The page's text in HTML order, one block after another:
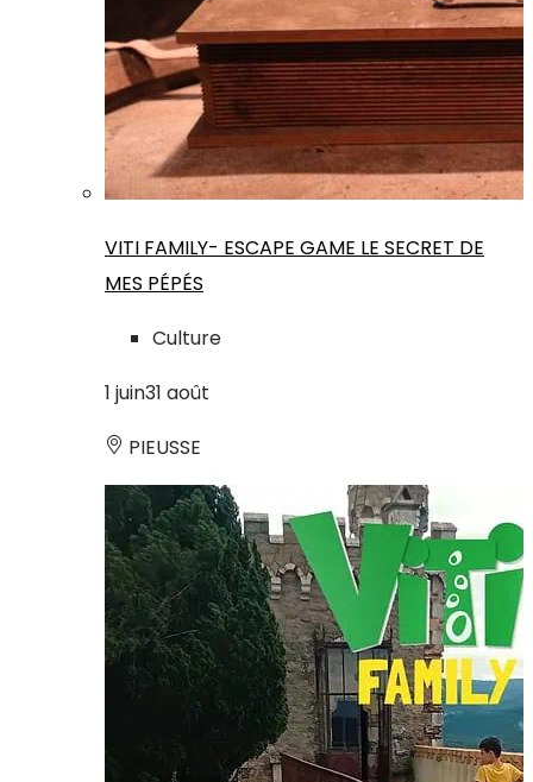
VITI FAMILY- ESCAPE GAME LE SECRET DE
MES PÉPÉS
Culture
1 juin31 août
PIEUSSE